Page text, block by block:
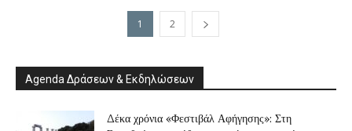
1 2
Agenda Δράσεων & Εκδηλώσεων
Δέκα χρόνια «Φεστιβάλ Αφήγησης»: Στη